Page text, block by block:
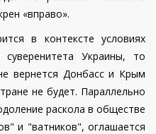
«вправо».
в контексте условиях
суверенитета Украины, то
вернется Донбасс и Крым
не будет. Параллельно
раскола в обществе
и "ватников", оглашается